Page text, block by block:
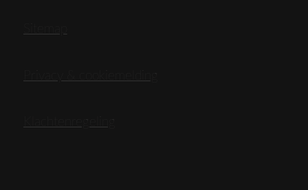
Privacy & cookiemelding
Klachtenregeling